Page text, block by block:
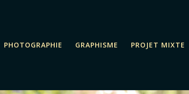
PHOTOGRAPHIE GRAPHISME PROJET MIXTE